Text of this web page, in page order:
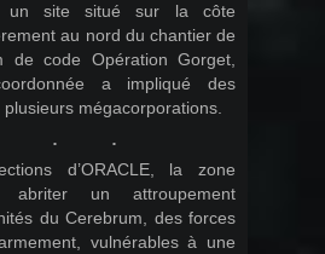
un site situé sur la côte
au nord du chantier de
de code Opération Gorget,
a impliqué des
mégacorporations.
d’ORACLE, la zone
abriter un attroupement
du Cerebrum, des forces
vulnérables à une